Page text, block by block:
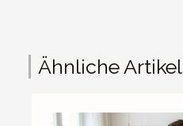
Ähnliche Artikel